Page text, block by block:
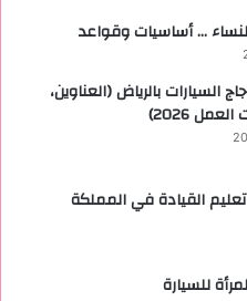
… أساسيات وقواعد
السيارات بالرياض (العناوين،
2026)
للسيارة